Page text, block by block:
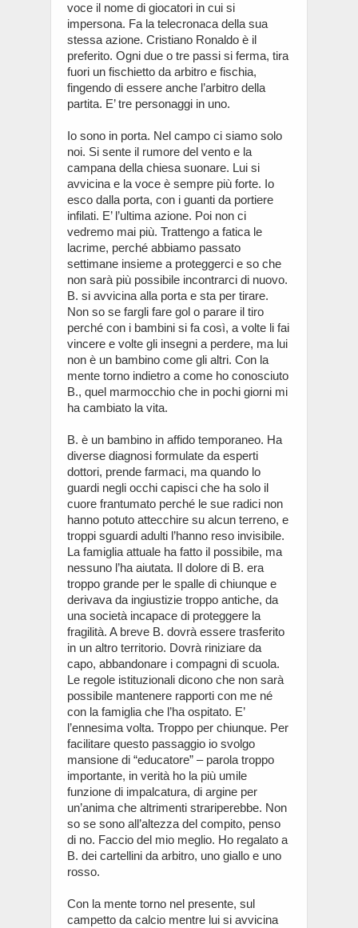
voce il nome di giocatori in cui si
impersona. Fa la telecronaca della sua
stessa azione. Cristiano Ronaldo è il
preferito. Ogni due o tre passi si ferma, tira
fuori un fischietto da arbitro e fischia,
fingendo di essere anche l’arbitro della
partita. E’ tre personaggi in uno.
Io sono in porta. Nel campo ci siamo solo
noi. Si sente il rumore del vento e la
campana della chiesa suonare. Lui si
avvicina e la voce è sempre più forte. Io
esco dalla porta, con i guanti da portiere
infilati. E’ l’ultima azione. Poi non ci
vedremo mai più. Trattengo a fatica le
lacrime, perché abbiamo passato
settimane insieme a proteggerci e so che
non sarà più possibile incontrarci di nuovo.
B. si avvicina alla porta e sta per tirare.
Non so se fargli fare gol o parare il tiro
perché con i bambini si fa così, a volte li fai
vincere e volte gli insegni a perdere, ma lui
non è un bambino come gli altri. Con la
mente torno indietro a come ho conosciuto
B., quel marmocchio che in pochi giorni mi
ha cambiato la vita.
B. è un bambino in affido temporaneo. Ha
diverse diagnosi formulate da esperti
dottori, prende farmaci, ma quando lo
guardi negli occhi capisci che ha solo il
cuore frantumato perché le sue radici non
hanno potuto attecchire su alcun terreno, e
troppi sguardi adulti l’hanno reso invisibile.
La famiglia attuale ha fatto il possibile, ma
nessuno l’ha aiutata. Il dolore di B. era
troppo grande per le spalle di chiunque e
derivava da ingiustizie troppo antiche, da
una società incapace di proteggere la
fragilità. A breve B. dovrà essere trasferito
in un altro territorio. Dovrà riniziare da
capo, abbandonare i compagni di scuola.
Le regole istituzionali dicono che non sarà
possibile mantenere rapporti con me né
con la famiglia che l’ha ospitato. E’
l’ennesima volta. Troppo per chiunque. Per
facilitare questo passaggio io svolgo
mansione di “educatore” – parola troppo
importante, in verità ho la più umile
funzione di impalcatura, di argine per
un’anima che altrimenti strariperebbe. Non
so se sono all’altezza del compito, penso
di no. Faccio del mio meglio. Ho regalato a
B. dei cartellini da arbitro, uno giallo e uno
rosso.
Con la mente torno nel presente, sul
campetto da calcio mentre lui si avvicina